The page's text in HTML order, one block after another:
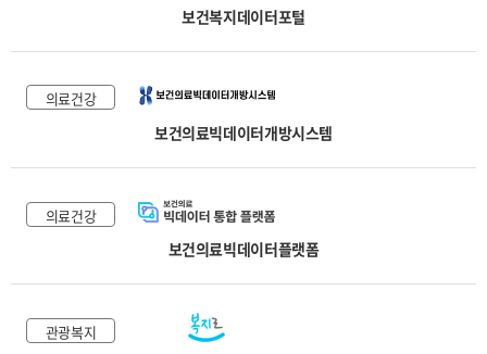
보건복지데이터포털
의료건강
보건의료빅데이터개방시스템
의료건강
보건의료빅데이터플랫폼
관광복지